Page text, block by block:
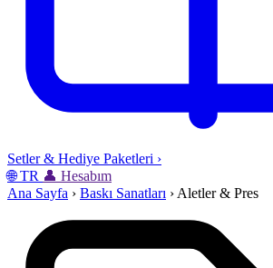
Setler & Hediye Paketleri ›
🌐 TR 👤 Hesabım
Ana Sayfa › Baskı Sanatları › Aletler & Pres